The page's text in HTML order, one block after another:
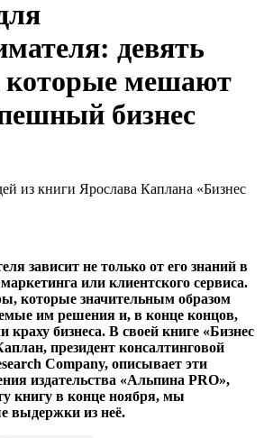
девять
которые мешают
бизнес
из книги Ярослава Каплана «Бизнес
зависит не только от его знаний в
или клиентского сервиса.
которые значительным образом
им решения и, в конце концов,
краху бизнеса. В своей книге «Бизнес
президент консалтинговой
Company, описывает эти
издательства «Альпина PRO»,
книгу в конце ноября, мы
выдержки из неё.